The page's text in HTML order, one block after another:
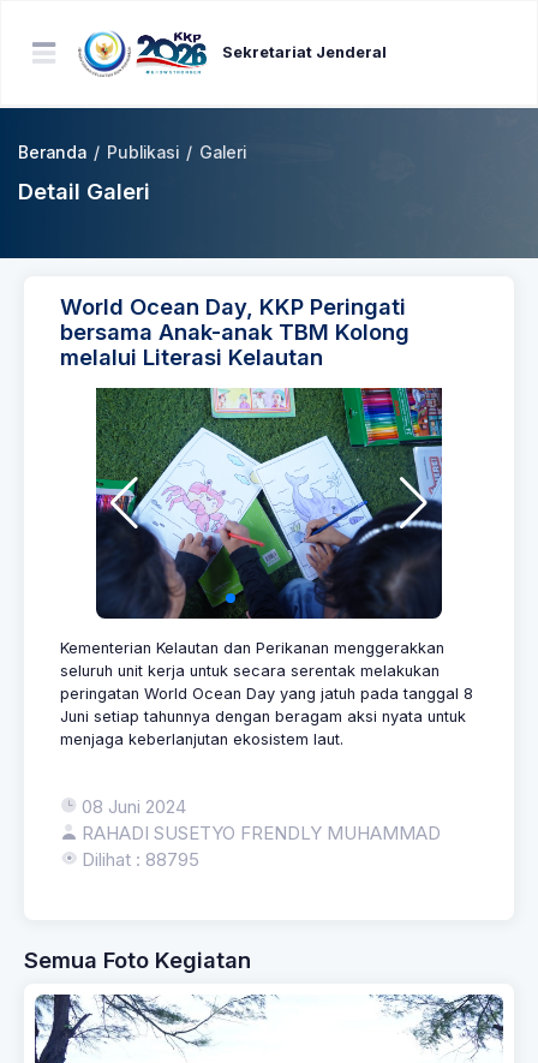
Sekretariat Jenderal
Beranda / Publikasi / Galeri
Detail Galeri
World Ocean Day, KKP Peringati
bersama Anak-anak TBM Kolong
melalui Literasi Kelautan
Kementerian Kelautan dan Perikanan menggerakkan
seluruh unit kerja untuk secara serentak melakukan
peringatan World Ocean Day yang jatuh pada tanggal 8
Juni setiap tahunnya dengan beragam aksi nyata untuk
menjaga keberlanjutan ekosistem laut.
08 Juni 2024
RAHADI SUSETYO FRENDLY MUHAMMAD
Dilihat : 88795
Semua Foto Kegiatan